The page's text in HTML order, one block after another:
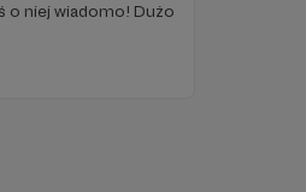
o niej wiadomo! Dużo